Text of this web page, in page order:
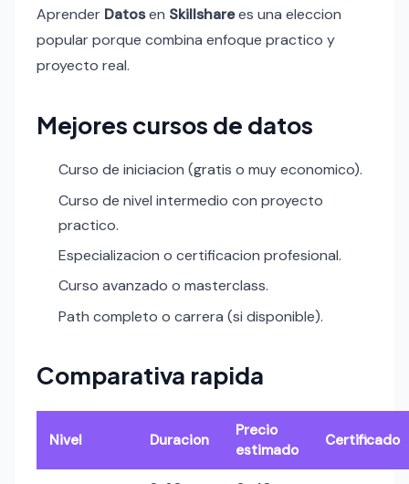
Aprender Datosen Skillsharees una eleccion
popular porque combina enfoque practico y
proyecto real.
Mejores cursos de datos
Curso de iniciacion (gratis o muy economico).
Curso de nivel intermedio con proyecto
practico.
Especializacion o certificacion profesional.
Curso avanzado o masterclass.
Path completo o carrera (si disponible).
Comparativa rapida
Nivel Duracion
Precio
estimado
Certificado